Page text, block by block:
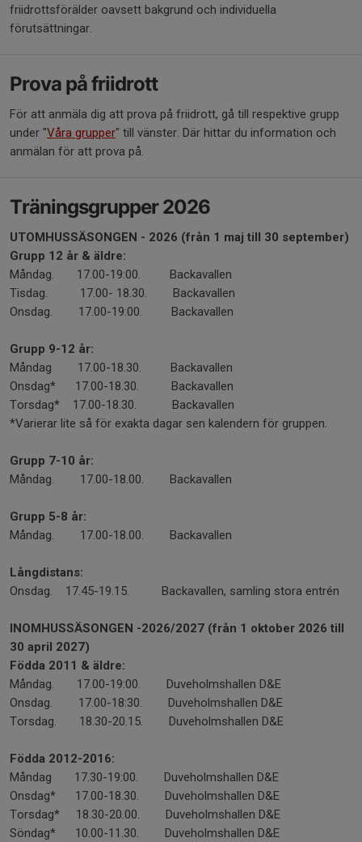
friidrottsförälder oavsett bakgrund och individuella
förutsättningar.
Prova på friidrott
För att anmäla dig att prova på friidrott, gå till respektive grupp
under "Våra grupper" till vänster. Där hittar du information och
anmälan för att prova på.
Träningsgrupper 2026
UTOMHUSSÄSONGEN - 2026 (från 1 maj till 30 september)
Grupp 12 år & äldre:
Måndag. 17.00-19:00. Backavallen
Tisdag. 17.00- 18.30. Backavallen
Onsdag. 17.00-19:00. Backavallen
Grupp 9-12 år:
Måndag 17.00-18.30. Backavallen
Onsdag* 17.00-18.30. Backavallen
Torsdag* 17.00-18.30. Backavallen
*Varierar lite så för exakta dagar sen kalendern för gruppen.
Grupp 7-10 år:
Måndag. 17.00-18.00. Backavallen
Grupp 5-8 år:
Måndag. 17.00-18.00. Backavallen
Långdistans:
Onsdag. 17.45-19.15. Backavallen, samling stora entrén
INOMHUSSÄSONGEN -2026/2027 (från 1 oktober 2026 till
30 april 2027)
Födda 2011 & äldre:
Måndag. 17.00-19:00. Duveholmshallen D&E
Onsdag. 17.00-18:30. Duveholmshallen D&E
Torsdag. 18.30-20.15. Duveholmshallen D&E
Födda 2012-2016:
Måndag 17.30-19:00. Duveholmshallen D&E
Onsdag* 17.00-18.30. Duveholmshallen D&E
Torsdag* 18.30-20.00. Duveholmshallen D&E
Söndag* 10.00-11.30. Duveholmshallen D&E